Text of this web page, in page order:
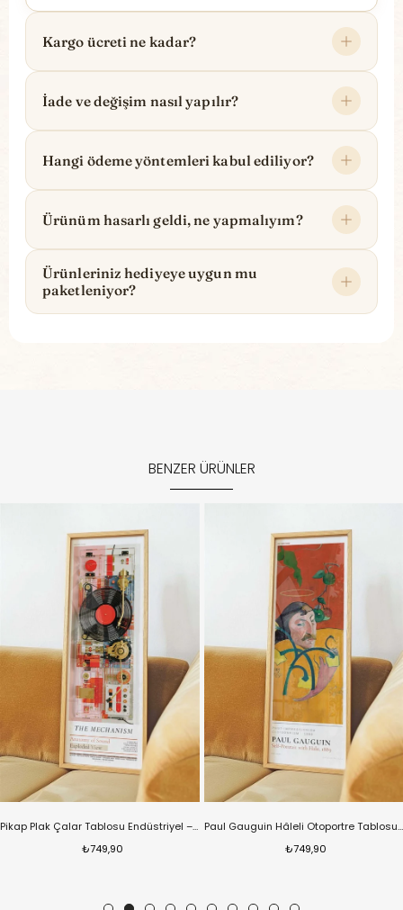
Kargo ücreti ne kadar?
İade ve değişim nasıl yapılır?
Hangi ödeme yöntemleri kabul ediliyor?
Ürünüm hasarlı geldi, ne yapmalıyım?
Ürünleriniz hediyeye uygun mu
paketleniyor?
BENZER ÜRÜNLER
Pikap Plak Çalar Tablosu Endüstriyel – Teknik Modern Dikey Sanat Posteri – Ahşap Çerçeveli
₺749,90
Paul Gauguin Hâleli Otoportre Tablosu – Post Empresyonist Klasik Dikey Sanat Posteri – Ahşap Çerçeveli
₺749,90